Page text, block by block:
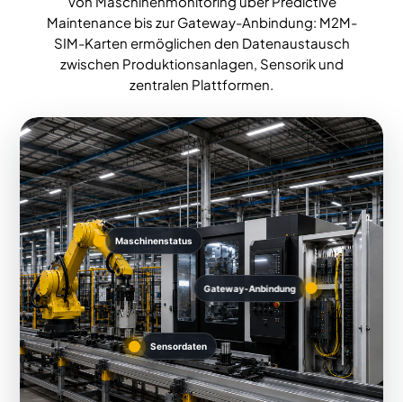
Maintenance bis zur Gateway-Anbindung: M2M-
SIM-Karten ermöglichen den Datenaustausch
zwischen Produktionsanlagen, Sensorik und
zentralen Plattformen.
Maschinenstatus
Sensordaten
Gateway-Anbindung